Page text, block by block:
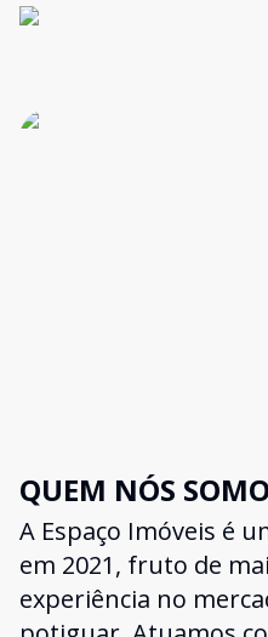
QUEM NÓS
A Espaço Imóveis é
em 2021, fruto de
experiência no